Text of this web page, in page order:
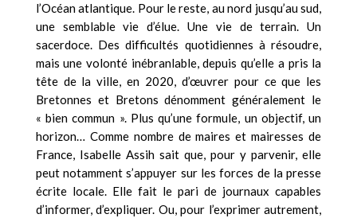
l’Océan atlantique. Pour le reste, au nord jusqu’au sud,
une semblable vie d’élue. Une vie de terrain. Un
sacerdoce. Des difficultés quotidiennes à résoudre,
mais une volonté inébranlable, depuis qu’elle a pris la
tête de la ville, en 2020, d’œuvrer pour ce que les
Bretonnes et Bretons dénomment généralement le
« bien commun ». Plus qu’une formule, un objectif, un
horizon… Comme nombre de maires et mairesses de
France, Isabelle Assih sait que, pour y parvenir, elle
peut notamment s’appuyer sur les forces de la presse
écrite locale. Elle fait le pari de journaux capables
d’informer, d’expliquer. Ou, pour l’exprimer autrement,